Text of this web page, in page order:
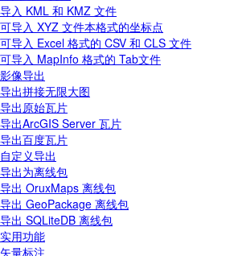
导入 KML 和 KMZ 文件
可导入 XYZ 文件本格式的坐标点
可导入 Excel 格式的 CSV 和 CLS 文件
可导入 MapInfo 格式的 Tab文件
影像导出
导出拼接无限大图
导出原始瓦片
导出ArcGIS Server 瓦片
导出百度瓦片
自定义导出
导出为离线包
导出 OruxMaps 离线包
导出 GeoPackage 离线包
导出 SQLiteDB 离线包
实用功能
矢量标注